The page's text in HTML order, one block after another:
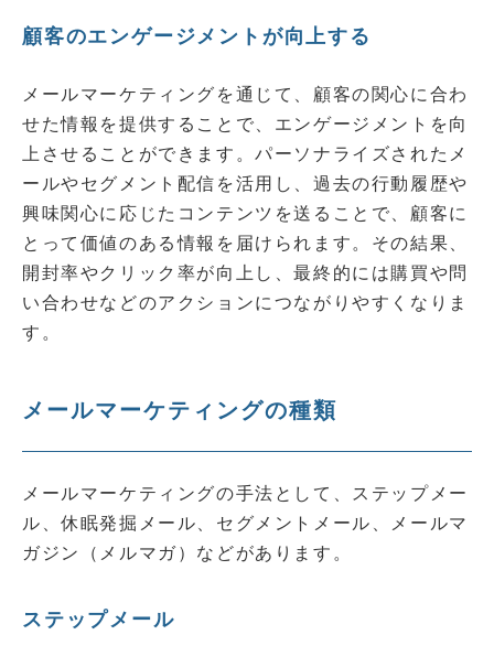
顧客のエンゲージメントが向上する
メールマーケティングを通じて、顧客の関心に合わ
せた情報を提供することで、エンゲージメントを向
上させることができます。パーソナライズされたメ
ールやセグメント配信を活用し、過去の行動履歴や
興味関心に応じたコンテンツを送ることで、顧客に
とって価値のある情報を届けられます。その結果、
開封率やクリック率が向上し、最終的には購買や問
い合わせなどのアクションにつながりやすくなりま
す。
メールマーケティングの種類
メールマーケティングの手法として、ステップメー
ル、休眠発掘メール、セグメントメール、メールマ
ガジン（メルマガ）などがあります。
ステップメール